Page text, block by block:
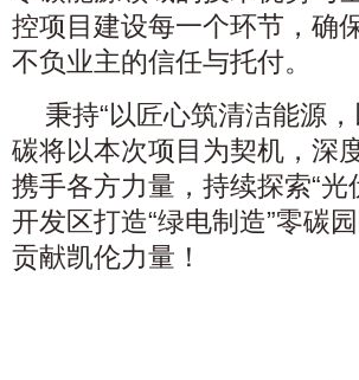
控项目建设每一个环节，确
不负业主的信任与托付。
秉持“以匠心筑清洁能源
碳将以本次项目为契机，深
携手各方力量，持续探索“
开发区打造“绿电制造”零碳
贡献凯伦力量！